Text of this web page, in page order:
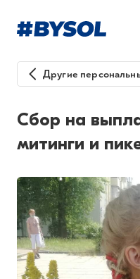
Другие
Сбор на
митинги и